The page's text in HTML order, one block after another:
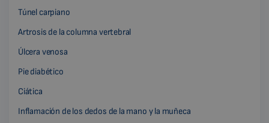
Túnel carpiano
Artrosis de la columna vertebral
Úlcera venosa
Pie diabético
Ciática
Inflamación de los dedos de la mano y la muñeca